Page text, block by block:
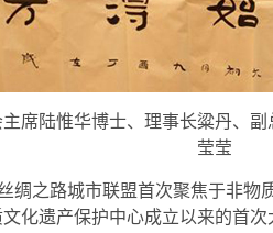
席陆惟华博士、理事长粱丹、
莹莹
绸之路城市联盟首次聚焦于非物
化遗产保护中心成立以来的首